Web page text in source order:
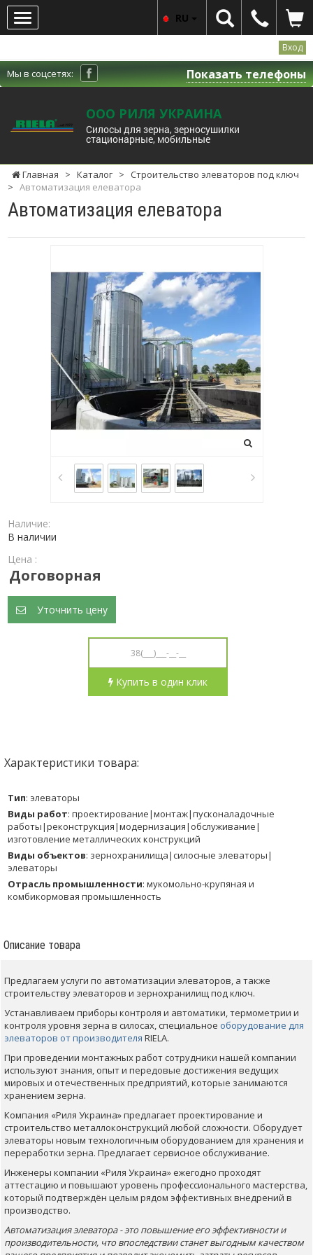
Вход
Мы в соцсетях: Показать телефоны
ООО РИЛЯ УКРАИНА
Силосы для зерна, зерносушилки
стационарные, мобильные
RU
Главная > Каталог >
Строительство элеваторов под ключ
> Автоматизация елеватора
Автоматизация елеватора
Наличие:
В наличии
Цена :
Договорная
Уточнить цену
Купить в один клик
Характеристики товара:
Тип: элеваторы
Виды работ: проектирование|монтаж|пусконаладочные
работы|реконструкция|модернизация|обслуживание|
изготовление металлических конструкций
Виды объектов: зернохранилища|силосные элеваторы|
элеваторы
Отрасль промышленности: мукомольно-крупяная и
комбикормовая промышленность
Описание товара
Предлагаем услуги по автоматизации элеваторов, а также
строительству элеваторов и зернохранилищ под ключ.
Устанавливаем приборы контроля и автоматики, термометрии и
контроля уровня зерна в силосах, специальное оборудование для
элеваторов от производителя RIELA.
При проведении монтажных работ сотрудники нашей компании
используют знания, опыт и передовые достижения ведущих
мировых и отечественных предприятий, которые занимаются
хранением зерна.
Компания «Риля Украина» предлагает проектирование и
строительство металлоконструкций любой сложности. Оборудует
элеваторы новым технологичным оборудованием для хранения и
переработки зерна. Предлагает сервисное обслуживание.
Инженеры компании «Риля Украина» ежегодно проходят
аттестацию и повышают уровень профессионального мастерства,
который подтверждён целым рядом эффективных внедрений в
производство.
Автоматизация элеватора - это повышение его эффективности и
производительности, что впоследствии станет выгодным качеством